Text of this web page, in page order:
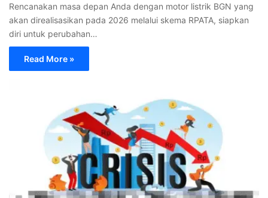
Rencanakan masa depan Anda dengan motor listrik BGN yang
akan direalisasikan pada 2026 melalui skema RPATA, siapkan
diri untuk perubahan…
Read More »